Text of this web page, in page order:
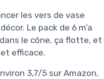
les vers de vase
Le pack de 6 m’a
le cône, ça flotte, et
efficace.
3,7/5 sur Amazon,